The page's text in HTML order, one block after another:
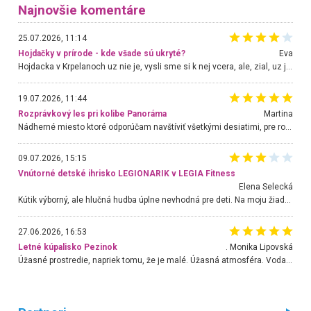
Najnovšie komentáre
25.07.2026, 11:14
Hojdačky v prírode - kde všade sú ukryté?
Eva
Hojdacka v Krpelanoch uz nie je, vysli sme si k nej vcera, ale, zial, uz je znicena. Ak sem planujete cestu len kvoli hojdacke, mozete si ju usetrit. Krasny vyhlad je tu vsak aj bez hojdacky :-)
19.07.2026, 11:44
Rozprávkový les pri kolibe Panoráma
Martina
Nádherné miesto ktoré odporúčam navštíviť všetkými desiatimi, pre rodiny s deťmi, dôchodcom... Proste a jednoducho ozaj rozprávkový les.. určite ešte prídeme. Odniesli sme si na pamiatku krásne tričká,
09.07.2026, 15:15
Vnútorné detské ihrisko LEGIONARIK v LEGIA Fitness
Elena Selecká
Kútik výborný, ale hlučná hudba úplne nevhodná pre deti. Na moju žiadosť o aspoň sušenie nereagovali.
27.06.2026, 16:53
Letné kúpalisko Pezinok
. Monika Lipovská
Úžasné prostredie, napriek tomu, že je malé. Úžasná atmosféra. Voda fantastická a nádherná. Ľudí je pomerne veľa, ale su mili a ohľaduplní. Je veľmi zaujímavé sledovať, ako dokážu spolu športovať cudzí ľudia a bez ohľadu na vek. Vládne tu pohoda. Vnuka neviem dostať z vody. Ďakujem za krásny deň . Urcite sa sem vrátim. Jediný problém je s parkovaním, ale aj ten sa mi podarilo vyriešiť. Monika Bratislava